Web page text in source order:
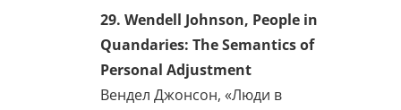
Science
Мартин Гарднер, «Обман и
чудачества под видом
науки»